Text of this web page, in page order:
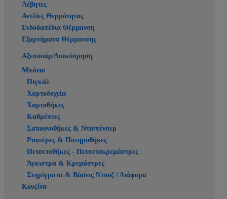
Λέβητες
Αντλίες Θερμότητας
Ενδοδαπέδια Θέρμανση
Εξαρτήματα Θέρμανσης
Αξεσουάρ/Διακόσμηση
Μπάνιο
Πιγκάλ
Χαρτοδοχεία
Χαρτοθήκες
Καθρέπτες
Σαπουνοθήκες & Ντισπένσερ
Ραφιέρες & Ποτηροθήκες
Πετσετοθήκες - Πετσετοκρεμάστρες
Άγκιστρα & Κρεμάστρες
Στηρίγματα & Βάσεις Ντουζ / Διάφορα
Κουζίνα